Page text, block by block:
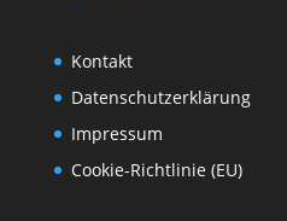
Kontakt
Datenschutzerklärung
Impressum
Cookie-Richtlinie (EU)